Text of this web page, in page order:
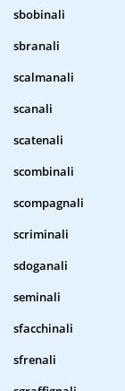
sbobinali
sbranali
scalmanali
scanali
scatenali
scombinali
scompagnali
scriminali
sdoganali
seminali
sfacchinali
sfrenali